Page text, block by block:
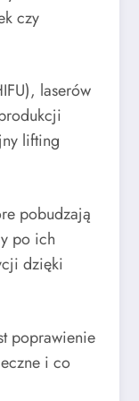
czy
laserów
lifting
pobudzają
po ich
dzięki
poprawienie
i co